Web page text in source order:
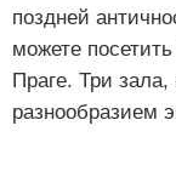
поздней
можете
Праге. Три
разнообразием